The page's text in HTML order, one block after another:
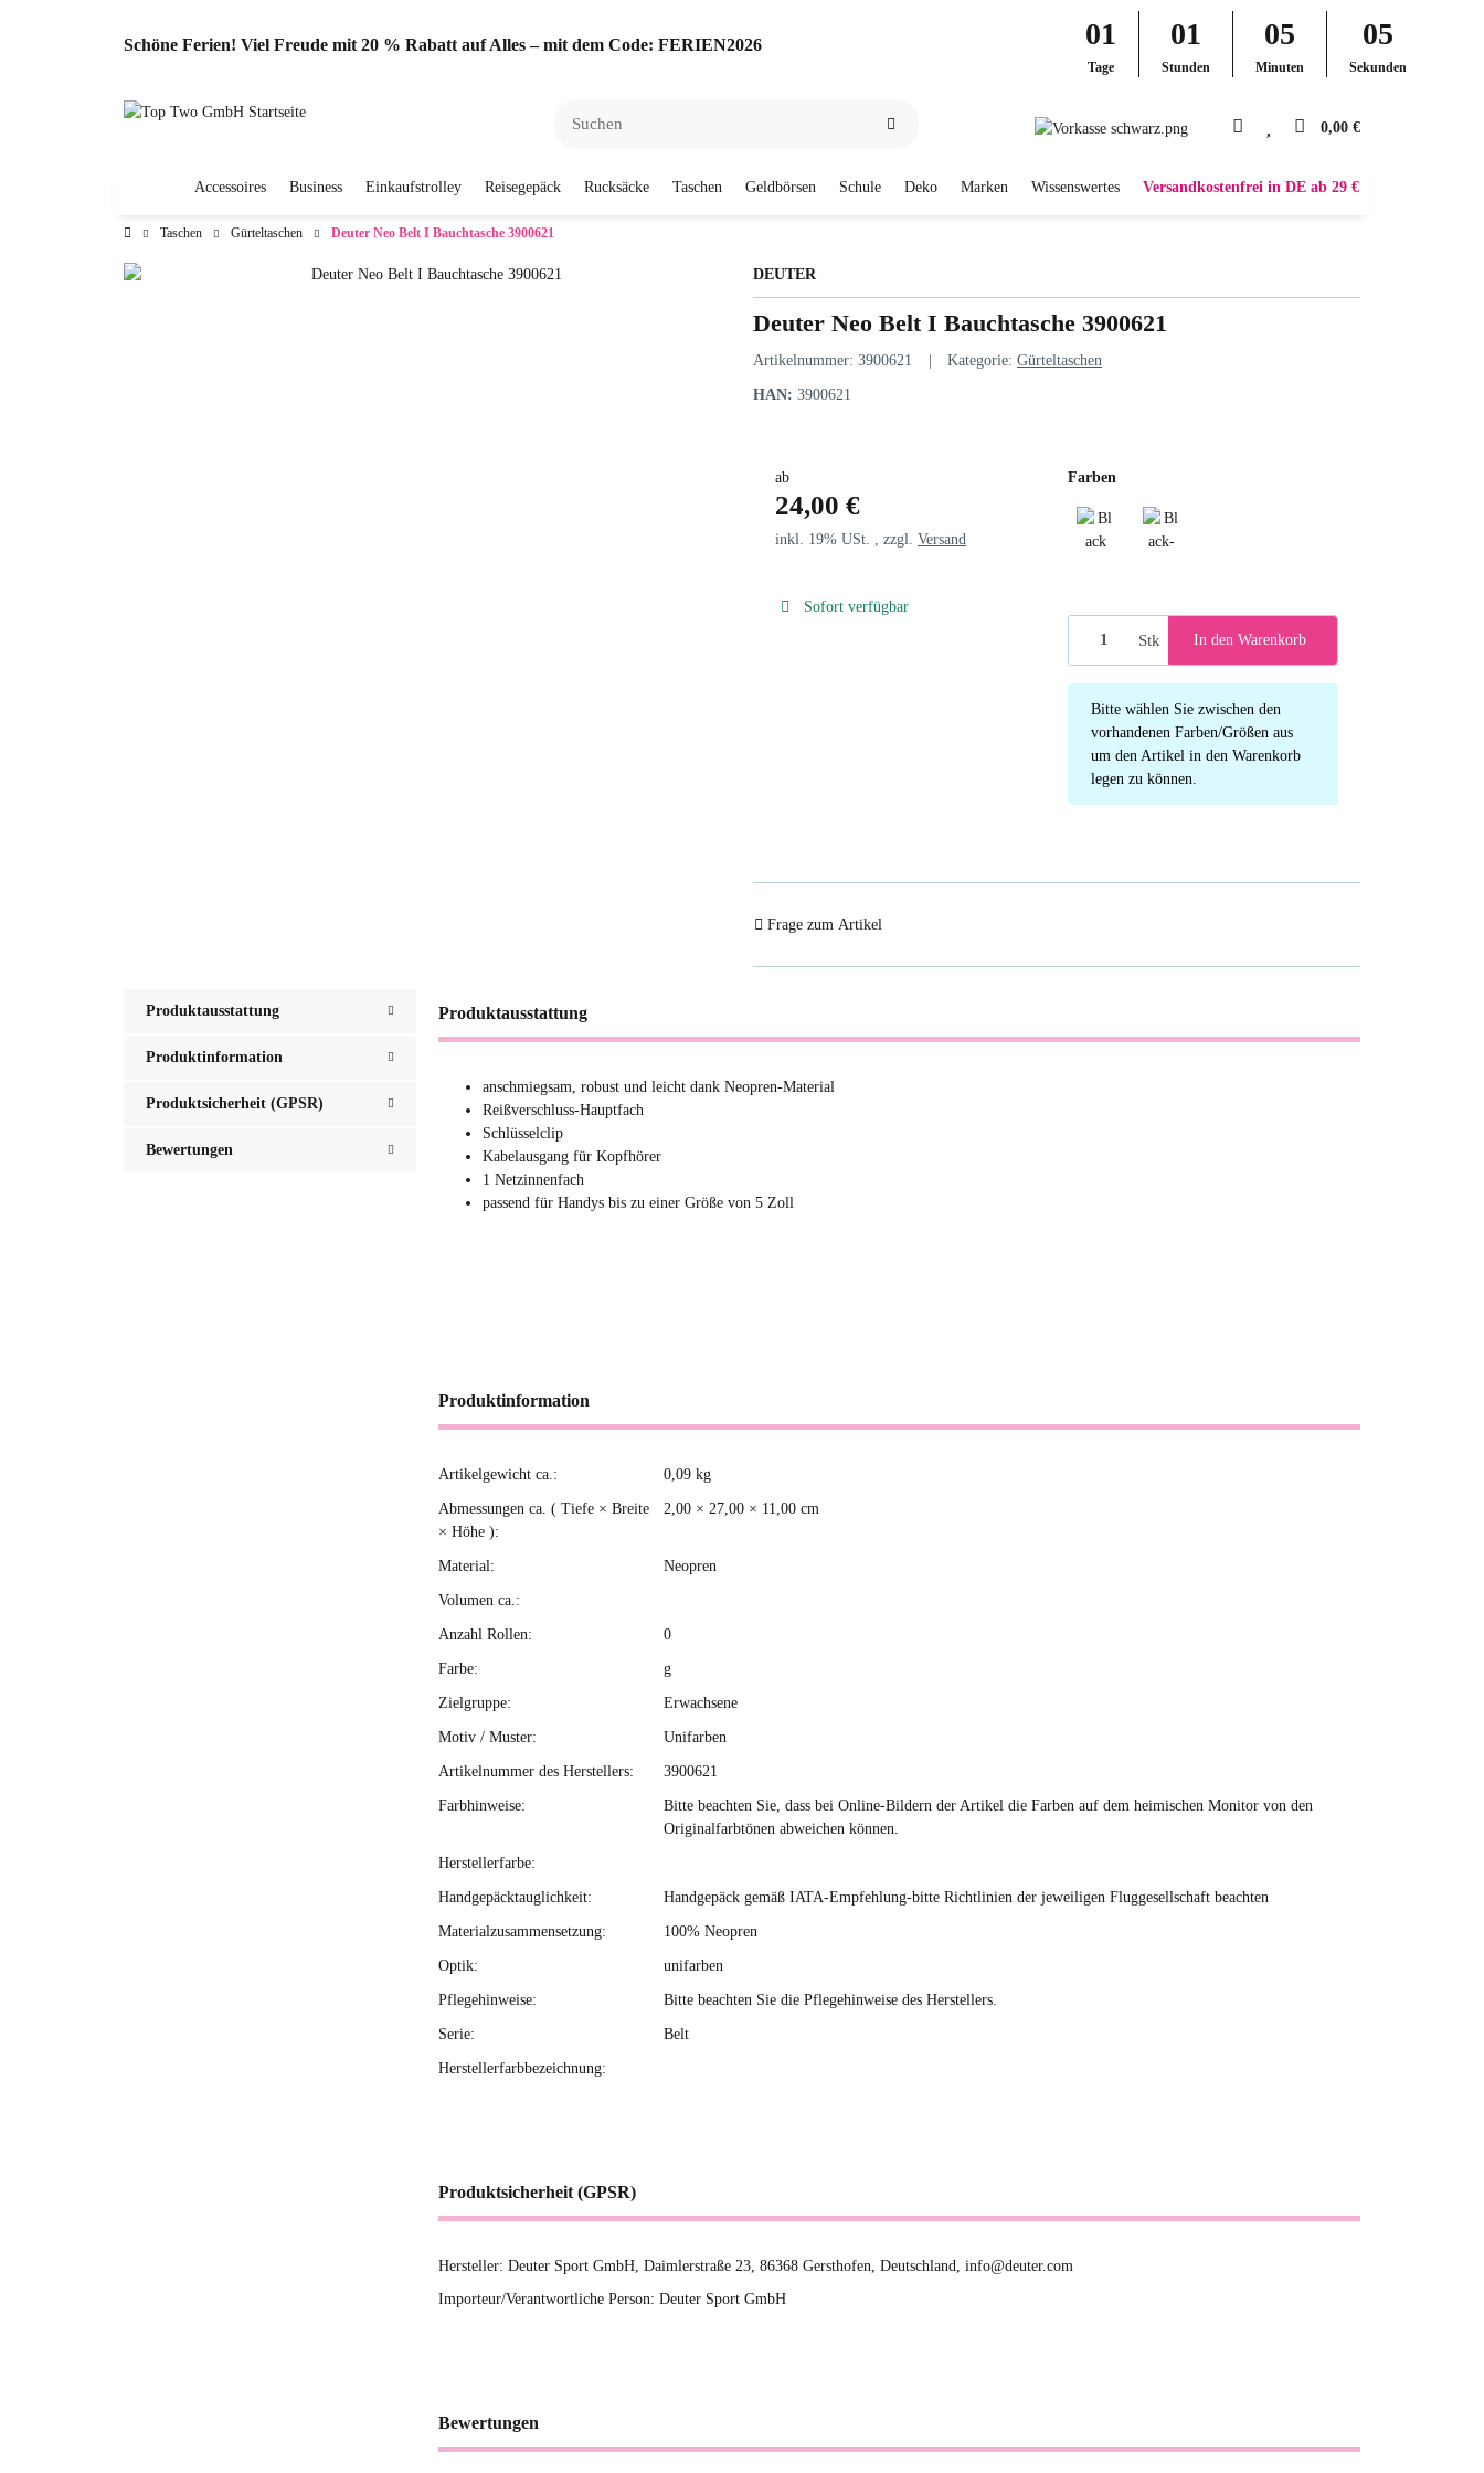
Schöne Ferien! Viel Freude mit 20 % Rabatt auf Alles – mit dem Code: FERIEN2026 01
Tage
01
Stunden
05
Minuten
04
Sekunden
0,00 €
Accessoires Business Einkaufstrolley Reisegepäck Rucksäcke Taschen Geldbörsen Schule Deko Marken Wissenswertes Versandkostenfrei in DE ab 29 €
Taschen Gürteltaschen Deuter Neo Belt I Bauchtasche 3900621
DEUTER
Deuter Neo Belt I Bauchtasche 3900621
Artikelnummer: 3900621 Kategorie: Gürteltaschen
HAN: 3900621
ab
24,00 €
inkl. 19% USt. , zzgl. Versand
Sofort verfügbar
Farben
Stk In den Warenkorb
x
Bitte wählen Sie zwischen den
vorhandenen Farben/Größen aus
um den Artikel in den Warenkorb
legen zu können.
Frage zum Artikel
Produktausstattung
Produktinformation
Produktsicherheit (GPSR)
Bewertungen
Produktausstattung
anschmiegsam, robust und leicht dank Neopren-Material
Reißverschluss-Hauptfach
Schlüsselclip
Kabelausgang für Kopfhörer
1 Netzinnenfach
passend für Handys bis zu einer Größe von 5 Zoll
Produktinformation
Produkteigenschaft
Wert
Artikelgewicht ca.: 0,09 kg
Abmessungen ca. ( Tiefe × Breite
× Höhe ):
2,00 × 27,00 × 11,00 cm
Material: Neopren
Volumen ca.:
Anzahl Rollen: 0
Farbe: g
Zielgruppe: Erwachsene
Motiv / Muster: Unifarben
Artikelnummer des Herstellers: 3900621
Farbhinweise:
Bitte beachten Sie, dass bei Online-Bildern der Artikel die Farben auf dem heimischen Monitor von den
Originalfarbtönen abweichen können.
Herstellerfarbe:
Handgepäcktauglichkeit: Handgepäck gemäß IATA-Empfehlung-bitte Richtlinien der jeweiligen Fluggesellschaft beachten
Materialzusammensetzung: 100% Neopren
Optik: unifarben
Pflegehinweise: Bitte beachten Sie die Pflegehinweise des Herstellers.
Serie: Belt
Herstellerfarbbezeichnung:
Produktsicherheit (GPSR)
Hersteller: Deuter Sport GmbH, Daimlerstraße 23, 86368 Gersthofen, Deutschland, info@deuter.com
Importeur/Verantwortliche Person: Deuter Sport GmbH
Bewertungen